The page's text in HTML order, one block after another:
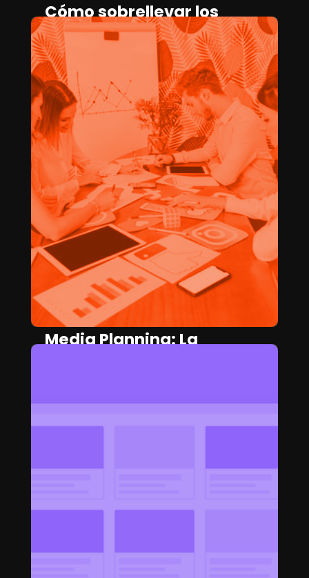
Cómo sobrellevar los
cambios en la IA
generativa como un
creativo
April 17, 2025 SARA DE LA PUENTE
Media Planning: La